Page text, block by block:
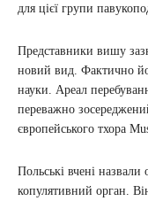
для цієї групи
Представники вишу
новий вид. Фактично
науки. Ареал
переважно
європейського тхора
Польські вчені
копулятивний орган.